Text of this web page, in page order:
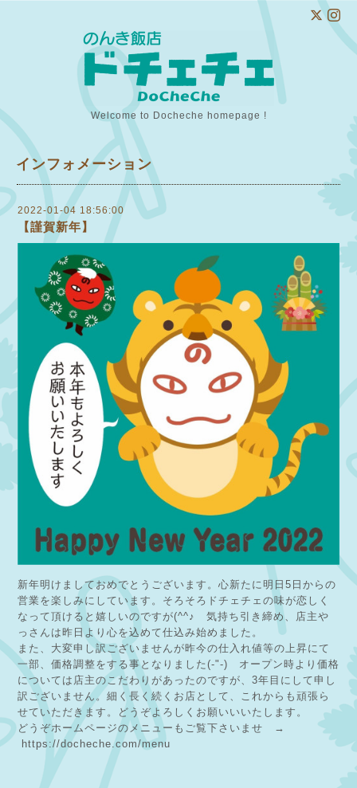
Welcome to Docheche homepage !
インフォメーション
2022-01-04 18:56:00
【謹賀新年】
新年明けましておめでとうございます。心新たに明日5日からの
営業を楽しみにしています。そろそろドチェチェの味が恋しく
なって頂けると嬉しいのですが(^^♪ 気持ち引き締め、店主や
っさんは昨日より心を込めて仕込み始めました。
また、大変申し訳ございませんが昨今の仕入れ値等の上昇にて
一部、価格調整をする事となりました(-"-) オープン時より価格
については店主のこだわりがあったのですが、3年目にして申し
訳ございません。細く長く続くお店として、これからも頑張ら
せていただきます。どうぞよろしくお願いいいたします。
どうぞホームページのメニューもご覧下さいませ →
https://docheche.com/menu